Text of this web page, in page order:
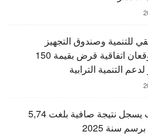
للتنمية وصندوق التجهيز
الجماعي يوقعان اتفاقية قرض بقيمة 150
التنمية الترابية
بنك المغرب يسجل نتيجة صافية بلغت 5,74
سنة 2025